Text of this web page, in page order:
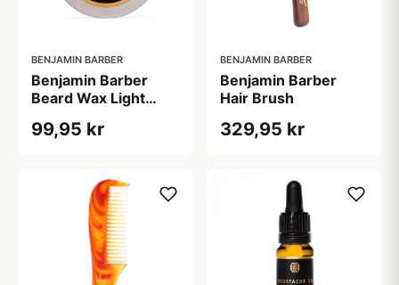
BENJAMIN BARBER
Benjamin Barber
Beard Wax Light
99,95 kr
BENJAMIN BARBER
Benjamin Barber
Hair Brush
329,95 kr